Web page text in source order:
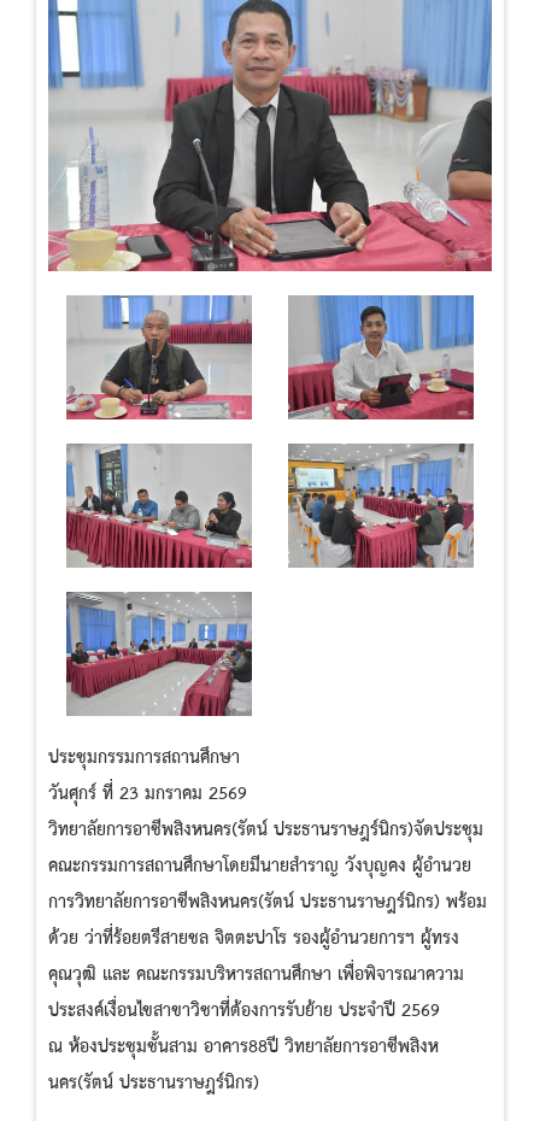
ประชุมกรรมการสถานศึกษา
วันศุกร์ ที่ 23 มกราคม 2569
วิทยาลัยการอาชีพสิงหนคร(รัตน์ ประธานราษฎร์นิกร)จัดประชุม
คณะกรรมการสถานศึกษาโดยมีนายสำราญ วังบุญคง ผู้อำนวย
การวิทยาลัยการอาชีพสิงหนคร(รัตน์ ประธานราษฎร์นิกร) พร้อม
ด้วย ว่าที่ร้อยตรีสายชล จิตตะปาโร รองผู้อำนวยการฯ ผู้ทรง
คุณวุฒิ และ คณะกรรมบริหารสถานศึกษา เพื่อพิจารณาความ
ประสงค์เงื่อนไขสาขาวิชาที่ต้องการรับย้าย ประจำปี 2569
ณ ห้องประชุมชั้นสาม อาคาร88ปี วิทยาลัยการอาชีพสิงห
นคร(รัตน์ ประธานราษฎร์นิกร)